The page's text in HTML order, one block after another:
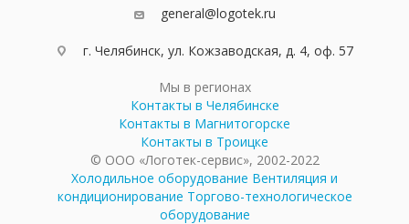
general@logotek.ru
г. Челябинск, ул. Кожзаводская, д. 4, оф. 57
Мы в регионах
Контакты в Челябинске
Контакты в Магнитогорске
Контакты в Троицке
© ООО «Логотек-сервис», 2002-2022
Холодильное оборудование Вентиляция и
кондиционирование Торгово-технологическое
оборудование